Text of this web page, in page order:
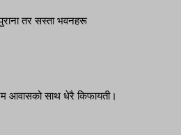
तर सस्ता भवनहरू
आवासको साथ धेरै किफायती।